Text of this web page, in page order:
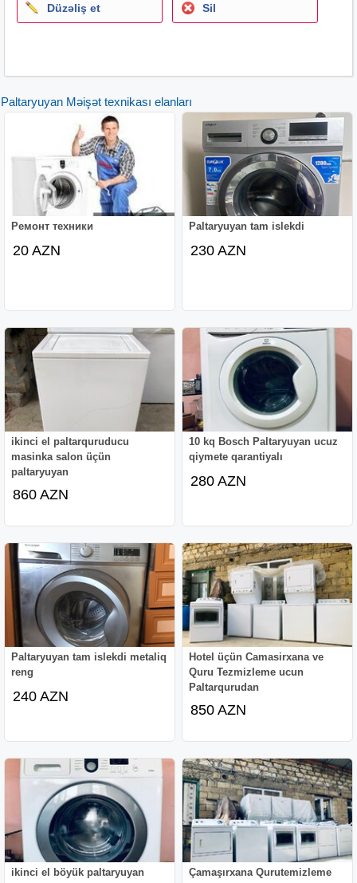
Düzəliş et Sil
Paltaryuyan Məişət texnikası elanları
Ремонт техники
20 AZN
Paltaryuyan tam islekdi
230 AZN
ikinci el paltarquruducu
masinka salon üçün
paltaryuyan
860 AZN
10 kq Bosch Paltaryuyan ucuz
qiymete qarantiyalı
280 AZN
Paltaryuyan tam islekdi metaliq
reng
240 AZN
Hotel üçün Camasirxana ve
Quru Tezmizleme ucun
Paltarqurudan
850 AZN
ikinci el böyük paltaryuyan
Çamaşırxana Qurutemizleme